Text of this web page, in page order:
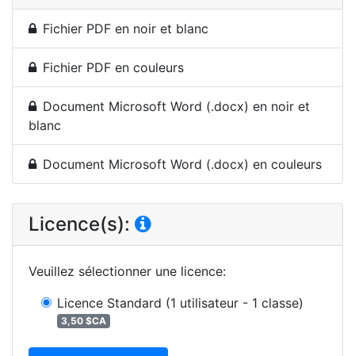
Fichier PDF en noir et blanc
Fichier PDF en couleurs
Document Microsoft Word (.docx) en noir et
blanc
Document Microsoft Word (.docx) en couleurs
Licence(s):
Veuillez sélectionner une licence:
Licence Standard (1 utilisateur - 1 classe)
3,50 $CA